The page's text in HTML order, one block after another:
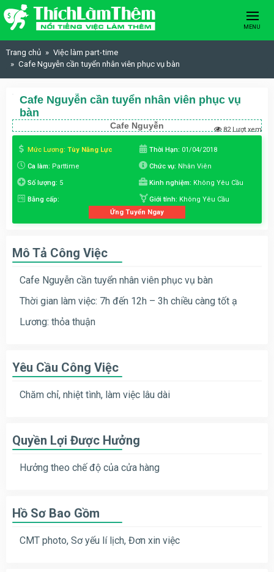
Skip to content
MENU
Trang chủ
Việc làm part-time
Cafe Nguyễn cần tuyển nhân viên phục vụ bàn
Cafe Nguyễn cần tuyển nhân viên phục vụ
bàn
Cafe Nguyễn 82 Lượt xem
Mức Lương: Tùy Năng Lực Thời Hạn: 01/04/2018
Ca làm: Parttime Chức vụ: Nhân Viên
Số lượng: 5 Kinh nghiệm: Không Yêu Cầu
Bằng cấp: Giới tính: Không Yêu Cầu
Ứng Tuyển Ngay
Mô Tả Công Việc
Cafe Nguyễn cần tuyển nhân viên phục vụ bàn
Thời gian làm việc: 7h đến 12h – 3h chiều càng tốt ạ
Lương: thỏa thuận
Yêu Cầu Công Việc
Chăm chỉ, nhiệt tình, làm việc lâu dài
Quyền Lợi Được Hưởng
Hưởng theo chế độ của cửa hàng
Hồ Sơ Bao Gồm
CMT photo, Sơ yếu lí lịch, Đơn xin việc